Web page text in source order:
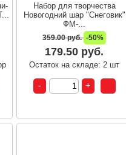
Набор для творчества
Новогодний шар "Снеговик"
ФМ-...
359.00 руб. -50%
179.50 руб.
Остаток на складе: 2 шт